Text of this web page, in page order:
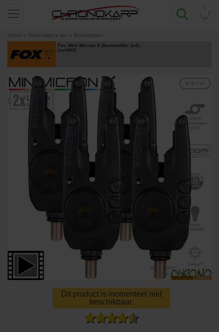
Home » Beetmelders etc » Beetmelders
Fox Mini Micron X Beetmelder (x4)
[esc16057]
Dit product is momenteel niet
beschikbaar.